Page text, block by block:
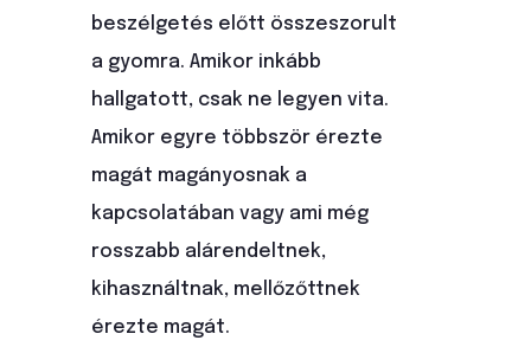
beszélgetés előtt összeszorult
a gyomra. Amikor inkább
hallgatott, csak ne legyen vita.
Amikor egyre többször érezte
magát magányosnak a
kapcsolatában vagy ami még
rosszabb alárendeltnek,
kihasználtnak, mellőzőttnek
érezte magát.